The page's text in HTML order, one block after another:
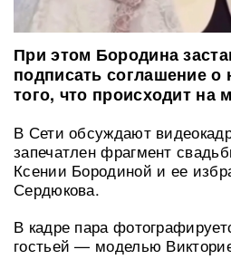
При этом Бородина
подписать соглашение о
того, что происходит на
В Сети обсуждают
запечатлен фрагмент
Ксении Бородиной и ее
Сердюкова.
В кадре пара
гостьей — моделью